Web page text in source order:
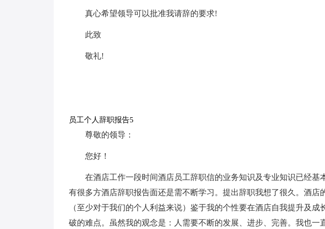
真心希望领导可以批准我请辞的要求!
此致
敬礼!
员工个人辞职报告5
尊敬的领导：
您好！
在酒店工作一段时间酒店员工辞职信的业务知识及专业知识已经基
有很多方酒店辞职报告面还是需不断学习。提出辞职我想了很久。酒店
（至少对于我们的个人利益来说）鉴于我的个性要在酒店自我提升及成
破的难点。虽然我的观念是：人需要不断的发展、进步、完善。我也一